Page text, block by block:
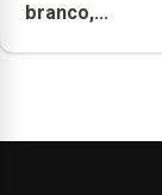
branco,...